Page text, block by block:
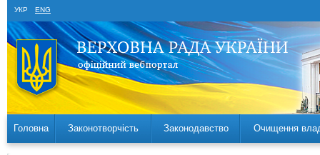
УКР ENG
Головна Законотворчість Законодавство Очищення